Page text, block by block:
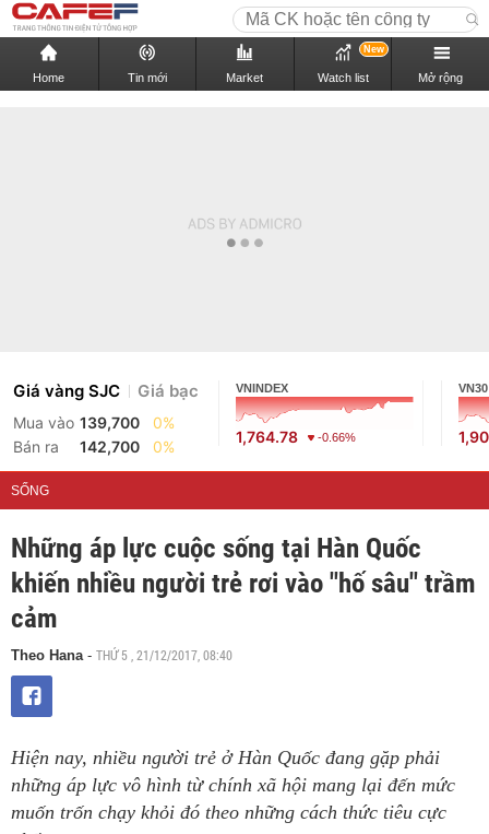
Home Tin mới Market Watch list
New
Mở rộng
Giá vàng SJC Giá bạc
Mua vào 139,700
0%
Bán ra
142,700 0%
VNINDEX
1,764.78 -0.66%
VN30
SỐNG
Những áp lực cuộc sống tại Hàn Quốc
khiến nhiều người trẻ rơi vào "hố sâu" trầm
cảm
Theo Hana- THỨ 5 , 21/12/2017, 08:40
Hiện nay, nhiều người trẻ ở Hàn Quốc đang gặp phải
những áp lực vô hình từ chính xã hội mang lại đến mức
muốn trốn chạy khỏi đó theo những cách thức tiêu cực